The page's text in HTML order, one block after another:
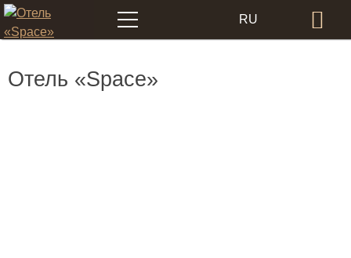
Меню RU
Отель «Space»